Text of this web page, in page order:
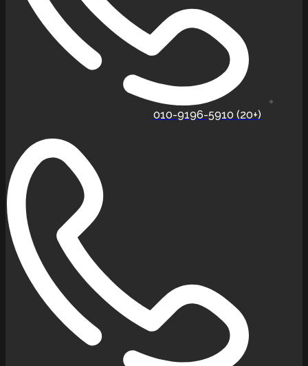
(+20) 010-9196-5910